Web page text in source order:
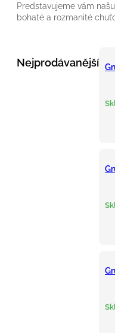
Predstavujeme vám
bohaté a rozmanité
Nejprodávanější